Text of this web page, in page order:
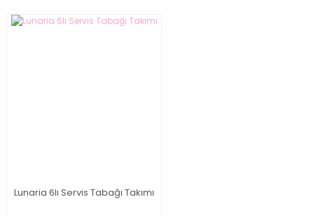
Lunaria 6lı Servis Tabağı Takımı